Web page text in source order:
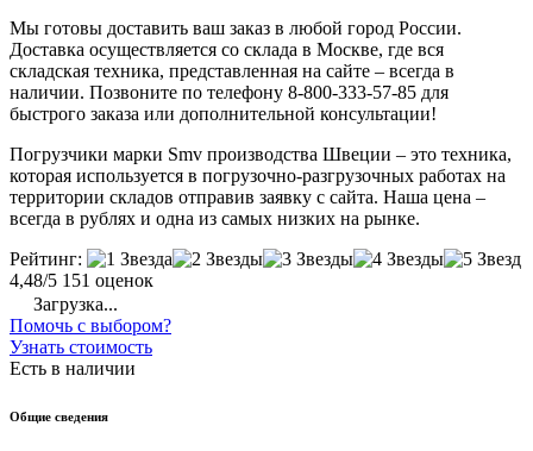
Мы готовы доставить ваш заказ в любой город России.
Доставка осуществляется со склада в Москве, где вся
складская техника, представленная на сайте – всегда в
наличии. Позвоните по телефону 8-800-333-57-85 для
быстрого заказа или дополнительной консультации!
Погрузчики марки Smv производства Швеции – это техника,
которая используется в погрузочно-разгрузочных работах на
территории складов отправив заявку с сайта. Наша цена –
всегда в рублях и одна из самых низких на рынке.
Рейтинг:
4,48/5 151 оценок
Загрузка...
Помочь с выбором?
Узнать стоимость
Есть в наличии
Общие сведения